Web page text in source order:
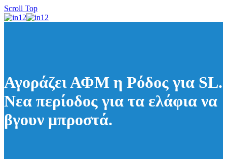
Scroll Top
Αγοράζει ΑΦΜ η Ρόδος για SL.
Νεα περίοδος για τα ελάφια να
βγουν μπροστά.